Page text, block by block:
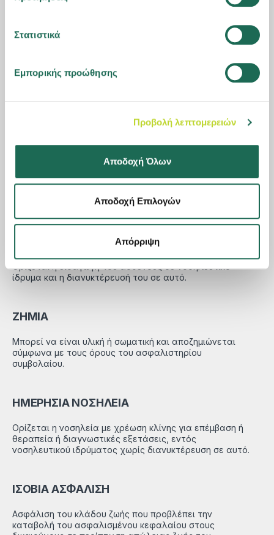
Στατιστικά
Εμπορικής προώθησης
Προβολή λεπτομερειών
Αποδοχή Όλων
Αποδοχή Επιλογών
Απόρριψη
ηλικία που καθορίζεται από το αντίστοιχο συμβόλαιο.
ίδρυμα, οπότε η κάλυψή τους παρατείνεται
κατ΄ανώτατο όριο μέχρι το 25ο έτος της ηλικίας τους.
ΕΠΑΣΦΑΛΙΣΤΡΟ
Το επιπλέον ποσό με το οποίο επιβαρύνεται το
ασφάλιστρο λόγω αυξημένου κινδύνου.
Η ημέρα κατά την οποία συμπληρώνονται ένα ή
ΕΣΩΤΕΡΙΚΗ ΝΟΣΗΛΕΙΑ
Ορίζεται η εισαγωγή του ασθενούς σε νοσηλευτικό
ίδρυμα και η διανυκτέρευσή του σε αυτό.
ΖΗΜΙΑ
Μπορεί να είναι υλική ή σωματική και αποζημιώνεται
σύμφωνα με τους όρους του ασφαλιστηρίου
συμβολαίου.
ΗΜΕΡΗΣΙΑ ΝΟΣΗΛΕΙΑ
Ορίζεται η νοσηλεία με χρέωση κλίνης για επέμβαση ή
θεραπεία ή διαγνωστικές εξετάσεις, εντός
νοσηλευτικού ιδρύματος χωρίς διανυκτέρευση σε αυτό.
ΙΣΟΒΙΑ ΑΣΦΑΛΙΣΗ
Ασφάλιση του κλάδου ζωής που προβλέπει την
καταβολή του ασφαλισμένου κεφαλαίου στους